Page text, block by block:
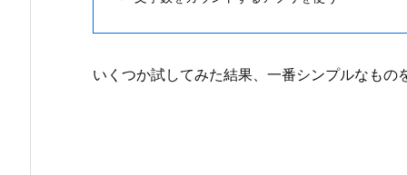
いくつか試してみた結果、一番シンプルなもの